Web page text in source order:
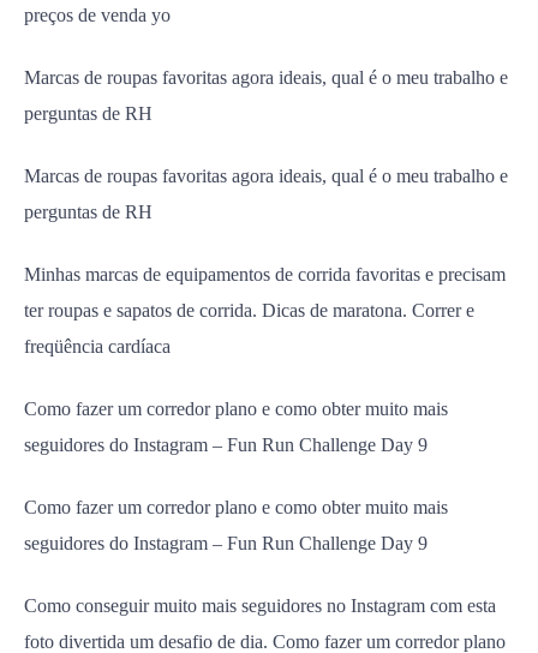
preços de venda yo
Marcas de roupas favoritas agora ideais, qual é o meu trabalho e
perguntas de RH
Marcas de roupas favoritas agora ideais, qual é o meu trabalho e
perguntas de RH
Minhas marcas de equipamentos de corrida favoritas e precisam
ter roupas e sapatos de corrida. Dicas de maratona. Correr e
freqüência cardíaca
Como fazer um corredor plano e como obter muito mais
seguidores do Instagram – Fun Run Challenge Day 9
Como fazer um corredor plano e como obter muito mais
seguidores do Instagram – Fun Run Challenge Day 9
Como conseguir muito mais seguidores no Instagram com esta
foto divertida um desafio de dia. Como fazer um corredor plano